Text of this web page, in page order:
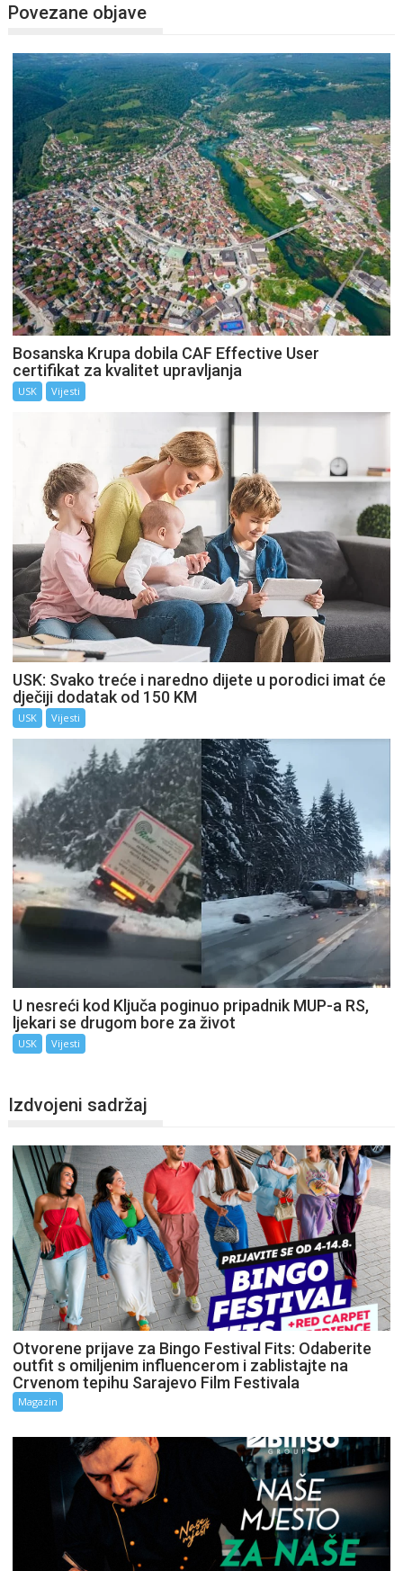
Povezane objave
Bosanska Krupa dobila CAF Effective User
certifikat za kvalitet upravljanja
USK Vijesti
USK: Svako treće i naredno dijete u porodici imat će
dječiji dodatak od 150 KM
USK Vijesti
U nesreći kod Ključa poginuo pripadnik MUP-a RS,
ljekari se drugom bore za život
USK Vijesti
Izdvojeni sadržaj
Otvorene prijave za Bingo Festival Fits: Odaberite
outfit s omiljenim influencerom i zablistajte na
Crvenom tepihu Sarajevo Film Festivala
Magazin